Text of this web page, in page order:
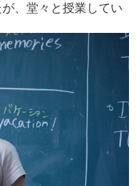
、堂々と授業してい